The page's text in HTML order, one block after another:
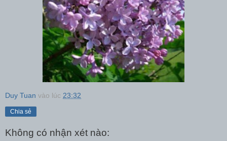
Duy Tuan vào lúc 23:32
Chia sẻ
Không có nhận xét nào: